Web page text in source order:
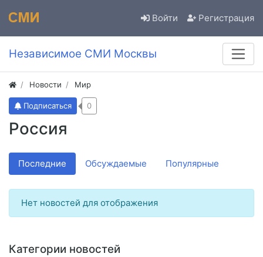
Войти Регистрация
Независимое СМИ Москвы
Новости Мир
Россия
Подписаться 0
Последние Обсуждаемые Популярные
Нет новостей для отображения
Категории новостей